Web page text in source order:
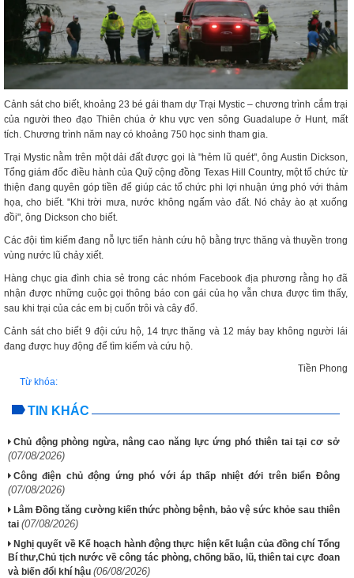
Cảnh sát cho biết, khoảng 23 bé gái tham dự Trại Mystic – chương trình cắm trại
của người theo đạo Thiên chúa ở khu vực ven sông Guadalupe ở Hunt, mất
tích. Chương trình năm nay có khoảng 750 học sinh tham gia.
Trại Mystic nằm trên một dải đất được gọi là "hẻm lũ quét", ông Austin Dickson,
Tổng giám đốc điều hành của Quỹ cộng đồng Texas Hill Country, một tổ chức từ
thiện đang quyên góp tiền để giúp các tổ chức phi lợi nhuận ứng phó với thảm
họa, cho biết. "Khi trời mưa, nước không ngấm vào đất. Nó chảy ào ạt xuống
đồi", ông Dickson cho biết.
Các đội tìm kiếm đang nỗ lực tiến hành cứu hộ bằng trực thăng và thuyền trong
vùng nước lũ chảy xiết.
Hàng chục gia đình chia sẻ trong các nhóm Facebook địa phương rằng họ đã
nhận được những cuộc gọi thông báo con gái của họ vẫn chưa được tìm thấy,
sau khi trại của các em bị cuốn trôi và cây đổ.
Cảnh sát cho biết 9 đội cứu hộ, 14 trực thăng và 12 máy bay không người lái
đang được huy động để tìm kiếm và cứu hộ.
Tiền Phong
Từ khóa:
TIN KHÁC
Chủ động phòng ngừa, nâng cao năng lực ứng phó thiên tai tại cơ sở
(07/08/2026)
Công điện chủ động ứng phó với áp thấp nhiệt đới trên biển Đông
(07/08/2026)
Lâm Đồng tăng cường kiến thức phòng bệnh, bảo vệ sức khỏe sau thiên
tai (07/08/2026)
Nghị quyết về Kế hoạch hành động thực hiện kết luận của đồng chí Tổng
Bí thư,Chủ tịch nước về công tác phòng, chống bão, lũ, thiên tai cực đoan
và biến đổi khí hậu (06/08/2026)